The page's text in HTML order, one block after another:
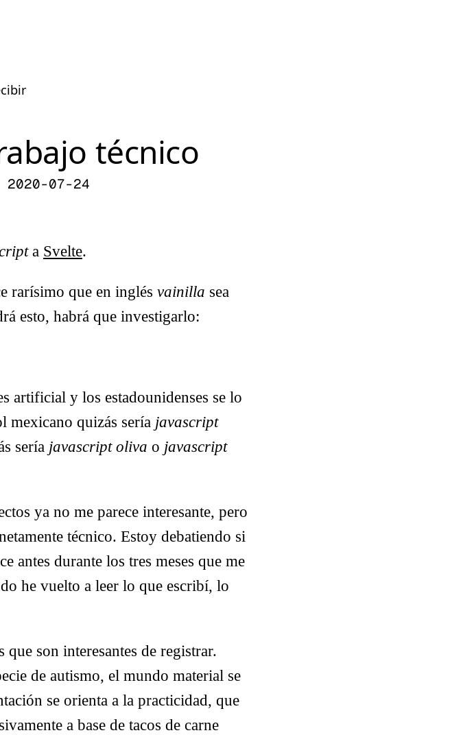
técnico
2020-07-24
a Svelte.
rarísimo que en inglés vainilla sea
esto, habrá que investigarlo:
artificial y los estadounidenses se lo
mexicano quizás sería javascript
sería javascript oliva o javascript
ya no me parece interesante, pero
técnico. Estoy debatiendo si
antes durante los tres meses que me
he vuelto a leer lo que escribí, lo
son interesantes de registrar.
de autismo, el mundo material se
se orienta a la practicidad, que
a base de tacos de carne